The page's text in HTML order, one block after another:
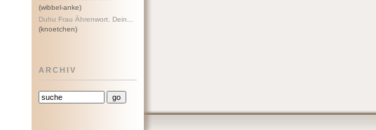
(wibbel-anke)
Duhu Frau Ährenwort. Dein...
(knoetchen)
ARCHIV